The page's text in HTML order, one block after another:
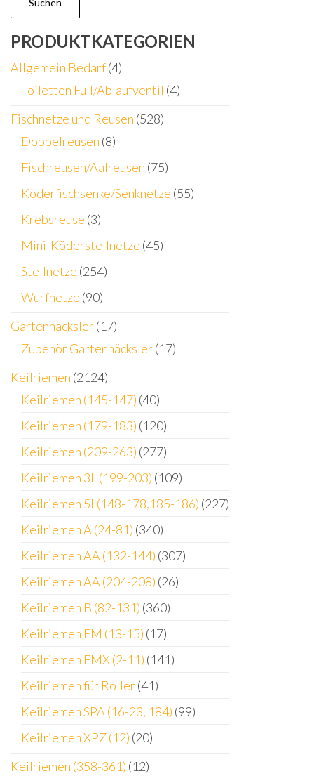
PRODUKTKATEGORIEN
Allgemein Bedarf(4)
Toiletten Füll/Ablaufventil (4)
Fischnetze und Reusen (528)
Doppelreusen (8)
Fischreusen/Aalreusen (75)
Köderfischsenke/Senknetze (55)
Krebsreuse (3)
Mini-Köderstellnetze (45)
Stellnetze (254)
Wurfnetze (90)
Gartenhäcksler(17)
Zubehör Gartenhäcksler(17)
Keilriemen (2124)
Keilriemen (145-147) (40)
Keilriemen (179-183) (120)
Keilriemen (209-263) (277)
Keilriemen 3L (199-203) (109)
Keilriemen 5L(148-178,185-186) (227)
Keilriemen A (24-81) (340)
Keilriemen AA (132-144) (307)
Keilriemen AA (204-208) (26)
Keilriemen B (82-131) (360)
Keilriemen FM (13-15) (17)
Keilriemen FMX (2-11) (141)
Keilriemen für Roller(41)
Keilriemen SPA (16-23, 184) (99)
Keilriemen XPZ (12) (20)
Keilriemen (358-361) (12)